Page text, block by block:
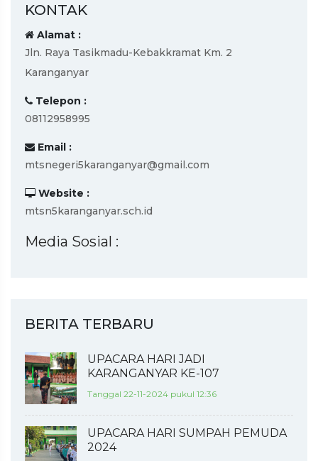
KONTAK
Alamat :
Jln. Raya Tasikmadu-Kebakkramat Km. 2
Karanganyar
Telepon :
08112958995
Email :
mtsnegeri5karanganyar@gmail.com
Website :
mtsn5karanganyar.sch.id
Media Sosial :
BERITA TERBARU
UPACARA HARI JADI
KARANGANYAR KE-107
Tanggal 22-11-2024 pukul 12:36
UPACARA HARI SUMPAH PEMUDA
2024